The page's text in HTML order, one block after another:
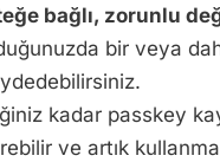
bağlı, zorunlu
bir veya
kadar passkey
ve artık